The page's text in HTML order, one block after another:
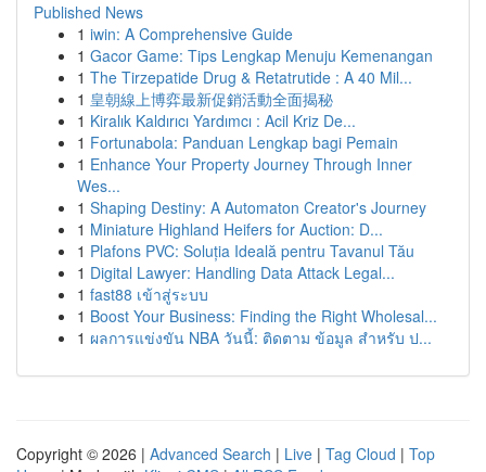
Published News
1 iwin: A Comprehensive Guide
1 Gacor Game: Tips Lengkap Menuju Kemenangan
1 The Tirzepatide Drug & Retatrutide : A 40 Mil...
1 皇朝線上博弈最新促銷活動全面揭秘
1 Kiralık Kaldırıcı Yardımcı : Acil Kriz De...
1 Fortunabola: Panduan Lengkap bagi Pemain
1 Enhance Your Property Journey Through Inner
Wes...
1 Shaping Destiny: A Automaton Creator's Journey
1 Miniature Highland Heifers for Auction: D...
1 Plafons PVC: Soluția Ideală pentru Tavanul Tău
1 Digital Lawyer: Handling Data Attack Legal...
1 fast88 เข้าสู่ระบบ
1 Boost Your Business: Finding the Right Wholesal...
1 ผลการแข่งขัน NBA วันนี้: ติดตาม ข้อมูล สำหรับ ป...
Copyright © 2026 | Advanced Search | Live | Tag Cloud | Top